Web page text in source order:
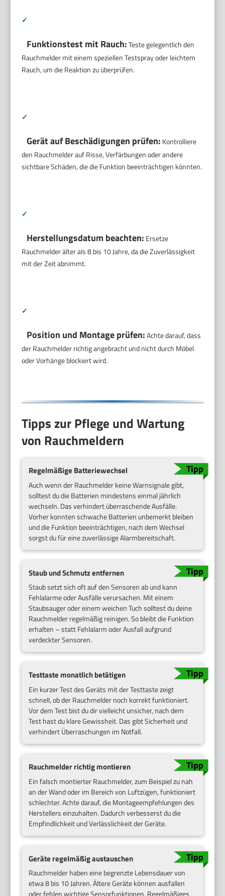
✓
Funktionstest mit Rauch:Teste gelegentlich den
Rauchmelder mit einem speziellen Testspray oder leichtem
Rauch, um die Reaktion zu überprüfen.
✓
Gerät auf Beschädigungen prüfen: Kontrolliere
den Rauchmelder auf Risse, Verfärbungen oder andere
sichtbare Schäden, die die Funktion beeinträchtigen könnten.
✓
Herstellungsdatum beachten: Ersetze
Rauchmelder älter als 8 bis 10 Jahre, da die Zuverlässigkeit
mit der Zeit abnimmt.
✓
Position und Montage prüfen:Achte darauf, dass
der Rauchmelder richtig angebracht und nicht durch Möbel
oder Vorhänge blockiert wird.
Tipps zur Pflege und Wartung
von Rauchmeldern
Regelmäßige Batteriewechsel
Auch wenn der Rauchmelder keine Warnsignale gibt,
solltest du die Batterien mindestens einmal jährlich
wechseln. Das verhindert überraschende Ausfälle.
Vorher konnten schwache Batterien unbemerkt bleiben
und die Funktion beeinträchtigen, nach dem Wechsel
sorgst du für eine zuverlässige Alarmbereitschaft.
Staub und Schmutz entfernen
Staub setzt sich oft auf den Sensoren ab und kann
Fehlalarme oder Ausfälle verursachen. Mit einem
Staubsauger oder einem weichen Tuch solltest du deine
Rauchmelder regelmäßig reinigen. So bleibt die Funktion
erhalten – statt Fehlalarm oder Ausfall aufgrund
verdeckter Sensoren.
Testtaste monatlich betätigen
Ein kurzer Test des Geräts mit der Testtaste zeigt
schnell, ob der Rauchmelder noch korrekt funktioniert.
Vor dem Test bist du dir vielleicht unsicher, nach dem
Test hast du klare Gewissheit. Das gibt Sicherheit und
verhindert Überraschungen im Notfall.
Rauchmelder richtig montieren
Ein falsch montierter Rauchmelder, zum Beispiel zu nah
an der Wand oder im Bereich von Luftzügen, funktioniert
schlechter. Achte darauf, die Montageempfehlungen des
Herstellers einzuhalten. Dadurch verbesserst du die
Empfindlichkeit und Verlässlichkeit der Geräte.
Geräte regelmäßig austauschen
Rauchmelder haben eine begrenzte Lebensdauer von
etwa 8 bis 10 Jahren. Ältere Geräte können ausfallen